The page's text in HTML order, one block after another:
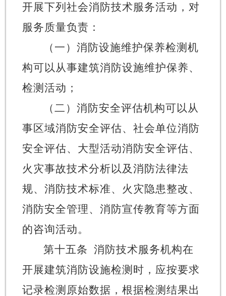
开展下列社会消防技术服务活动，对
服务质量负责：
（一）消防设施维护保养检测机
构可以从事建筑消防设施维护保养、
检测活动；
（二）消防安全评估机构可以从
事区域消防安全评估、社会单位消防
安全评估、大型活动消防安全评估、
火灾事故技术分析以及消防法律法
规、消防技术标准、火灾隐患整改、
消防安全管理、消防宣传教育等方面
的咨询活动。
第十五条 消防技术服务机构在
开展建筑消防设施检测时，应按要求
记录检测原始数据，根据检测结果出